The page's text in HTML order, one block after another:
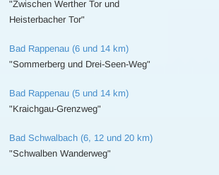
"Zwischen Werther Tor und
Heisterbacher Tor"
Bad Rappenau (6 und 14 km)
"Sommerberg und Drei-Seen-Weg"
Bad Rappenau (5 und 14 km)
"Kraichgau-Grenzweg"
Bad Schwalbach (6, 12 und 20 km)
"Schwalben Wanderweg"